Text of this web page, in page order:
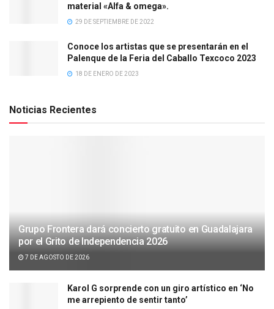
material «Alfa & omega».
29 DE SEPTIEMBRE DE 2022
Conoce los artistas que se presentarán en el
Palenque de la Feria del Caballo Texcoco 2023
18 DE ENERO DE 2023
Noticias Recientes
Grupo Frontera dará concierto gratuito en Guadalajara
por el Grito de Independencia 2026
7 DE AGOSTO DE 2026
Karol G sorprende con un giro artístico en ‘No
me arrepiento de sentir tanto’